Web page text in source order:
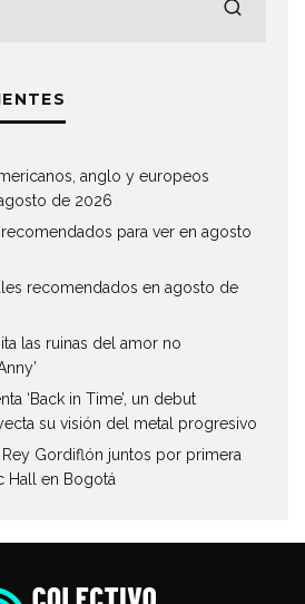
anglo y europeos
de 2026
para ver en agosto
recomendados en agosto de
las ruinas del amor no
‘Back in Time’, un debut
su visión del metal progresivo
Gordiflón juntos por primera
Hall en Bogotá